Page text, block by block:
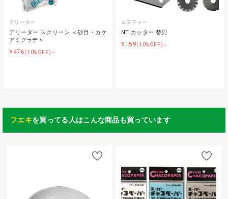
デリーター
デリーター スクリーン ＜砂目・カケ
アミグラデ＞
¥476(10%OFF)～
エヌティー
NT カッター 替刃
¥159(10%OFF)～
フエキを買ってる人はこんな商品も買っています